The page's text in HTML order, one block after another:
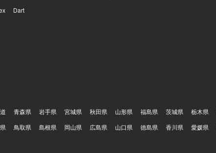
Dart
青森県 岩手県 宮城県 秋田県 山形県 福島県 茨城県 栃木県
鳥取県 島根県 岡山県 広島県 山口県 徳島県 香川県 愛媛県